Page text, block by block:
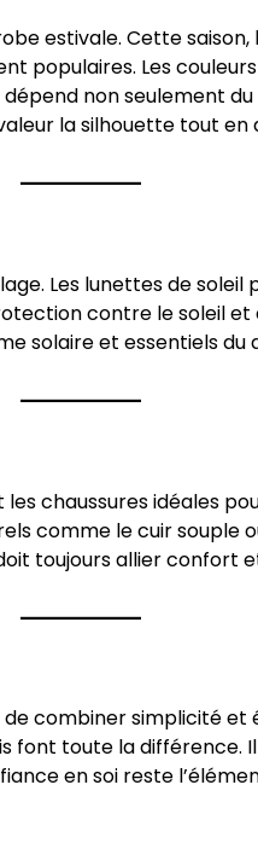
estivale. Cette
populaires. Les
non seulement
la silhouette tout
Les lunettes de
contre le soleil et
solaire et essentiels du
chaussures idéales
comme le cuir souple
toujours allier
combiner simplicité et
font toute la différence.
en soi reste